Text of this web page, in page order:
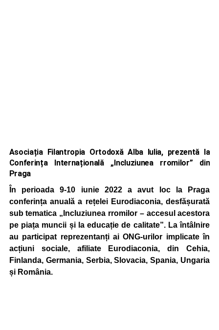
Asociația Filantropia Ortodoxă Alba Iulia, prezentă la
Conferința Internațională „Incluziunea rromilor” din
Praga
În perioada 9-10 iunie 2022 a avut loc la Praga
conferința anuală a rețelei Eurodiaconia, desfășurată
sub tematica „Incluziunea rromilor – accesul acestora
pe piața muncii și la educație de calitate”. La întâlnire
au participat reprezentanți ai ONG-urilor implicate în
acțiuni sociale, afiliate Eurodiaconia, din Cehia,
Finlanda, Germania, Serbia, Slovacia, Spania, Ungaria
și România.